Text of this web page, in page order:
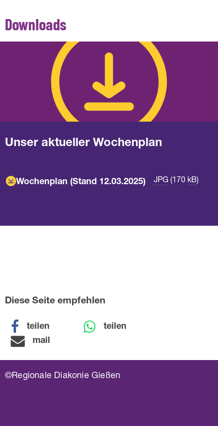
Downloads
Unser aktueller Wochenplan
Wochenplan (Stand 12.03.2025) JPG (170 kB)
Diese Seite empfehlen
teilen
teilen
mail
©Regionale Diakonie Gießen